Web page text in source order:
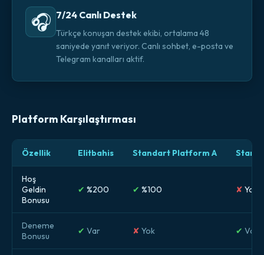
🎧 7/24 Canlı Destek
Türkçe konuşan destek ekibi, ortalama 48
saniyede yanıt veriyor. Canlı sohbet, e-posta ve
Telegram kanalları aktif.
Platform Karşılaştırması
Özellik Elitbahis Standart Platform A
Hoş
Geldin
Bonusu
✔ %200 ✔ %100 ✘ Yok
Deneme
Bonusu
✔ Var ✘ Yok ✔ Var